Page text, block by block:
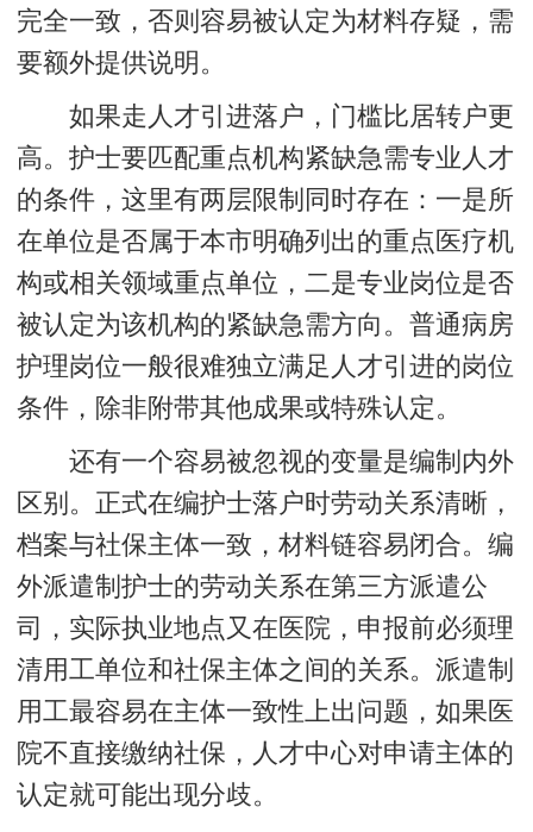
完全一致 ，否则容易被认定为材料存疑，需
要额外提供说明。
如果走人才引进落户，门槛比居转户更
高。护士要匹配重点机构紧缺急需专业人才
的条件，这里有两层限制同时存在：一是所
在单位是否属于本市明确列出的重点医疗机
构或相关领域重点单位，二是专业岗位是否
被认定为该机构的紧缺急需方向。普通病房
护理岗位一般很难独立满足人才引进的岗位
条件，除非附带其他成果或特殊认定。
还有一个容易被忽视的变量是编制内外
区别。正式在编护士落户时劳动关系清晰，
档案与社保主体一致，材料链容易闭合。编
外派遣制护士的劳动关系在第三方派遣公
司，实际执业地点又在医院，申报前必须理
清用工单位和社保主体之间的关系。 派遣制
用工最容易在主体一致性上出问题 ，如果医
院不直接缴纳社保，人才中心对申请主体的
认定就可能出现分歧。